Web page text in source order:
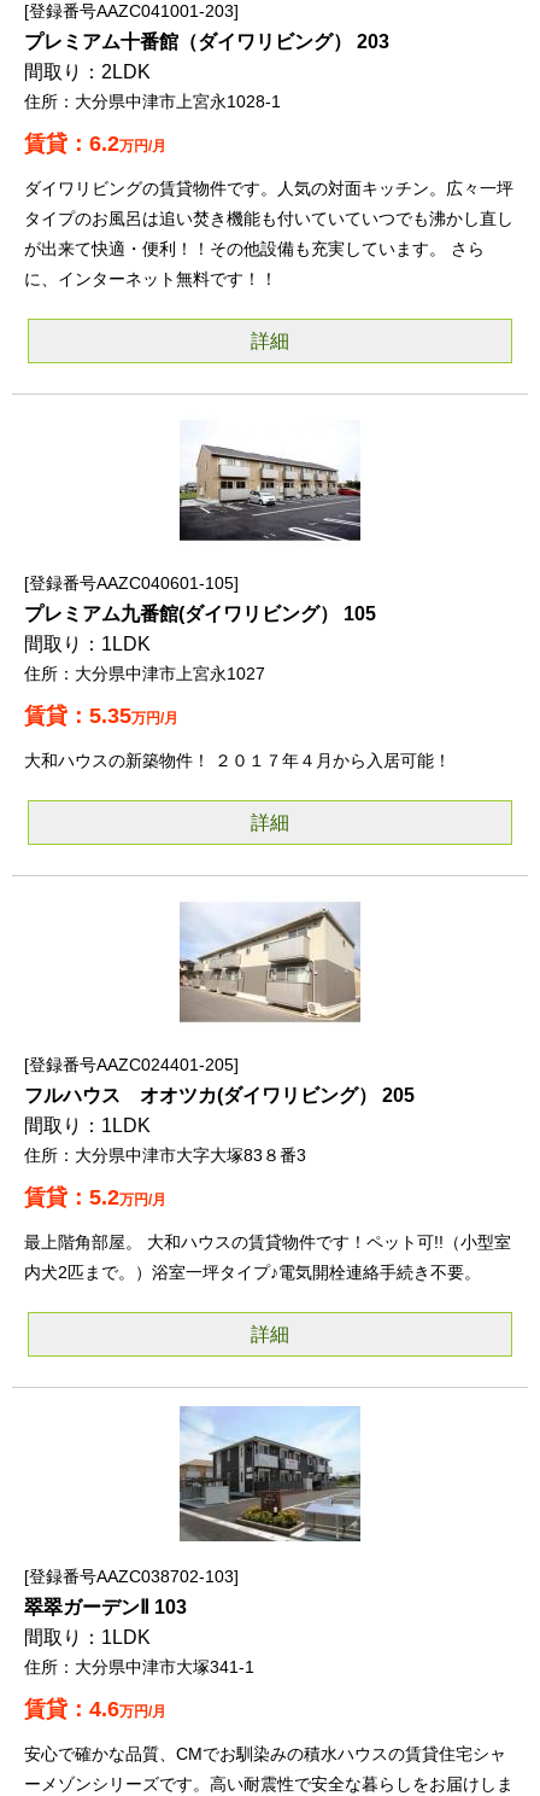
登録番号AAZC041001-203
プレミアム十番館（ダイワリビング） 203
2LDK
大分県中津市上宮永1028-1
6.2万円/月
ダイワリビングの賃貸物件です。人気の対面キッチン。広々一坪
タイプのお風呂は追い焚き機能も付いていていつでも沸かし直し
が出来て快適・便利！！その他設備も充実しています。 さら
に、インターネット無料です！！
詳細
登録番号AAZC040601-105
プレミアム九番館(ダイワリビング） 105
1LDK
大分県中津市上宮永1027
5.35万円/月
大和ハウスの新築物件！ ２０１７年４月から入居可能！
詳細
登録番号AAZC024401-205
フルハウス オオツカ(ダイワリビング） 205
1LDK
大分県中津市大字大塚83８番3
5.2万円/月
最上階角部屋。 大和ハウスの賃貸物件です！ペット可!!（小型室
内犬2匹まで。）浴室一坪タイプ♪電気開栓連絡手続き不要。
詳細
登録番号AAZC038702-103
翠翠ガーデンⅡ 103
1LDK
大分県中津市大塚341-1
4.6万円/月
安心で確かな品質、CMでお馴染みの積水ハウスの賃貸住宅シャ
ーメゾンシリーズです。高い耐震性で安全な暮らしをお届けしま